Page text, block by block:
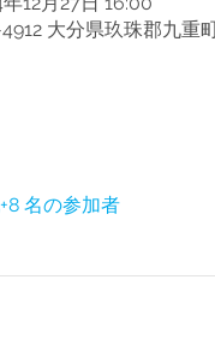
大分県玖珠郡九重
名の参加者